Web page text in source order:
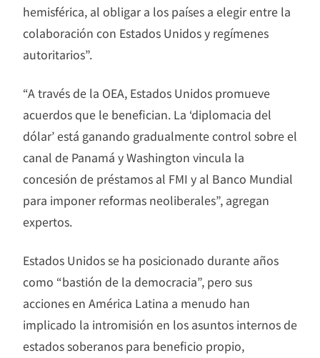
hemisférica, al obligar a los países a elegir entre la
colaboración con Estados Unidos y regímenes
autoritarios”.
“A través de la OEA, Estados Unidos promueve
acuerdos que le benefician. La ‘diplomacia del
dólar’ está ganando gradualmente control sobre el
canal de Panamá y Washington vincula la
concesión de préstamos al FMI y al Banco Mundial
para imponer reformas neoliberales”, agregan
expertos.
Estados Unidos se ha posicionado durante años
como “bastión de la democracia”, pero sus
acciones en América Latina a menudo han
implicado la intromisión en los asuntos internos de
estados soberanos para beneficio propio,